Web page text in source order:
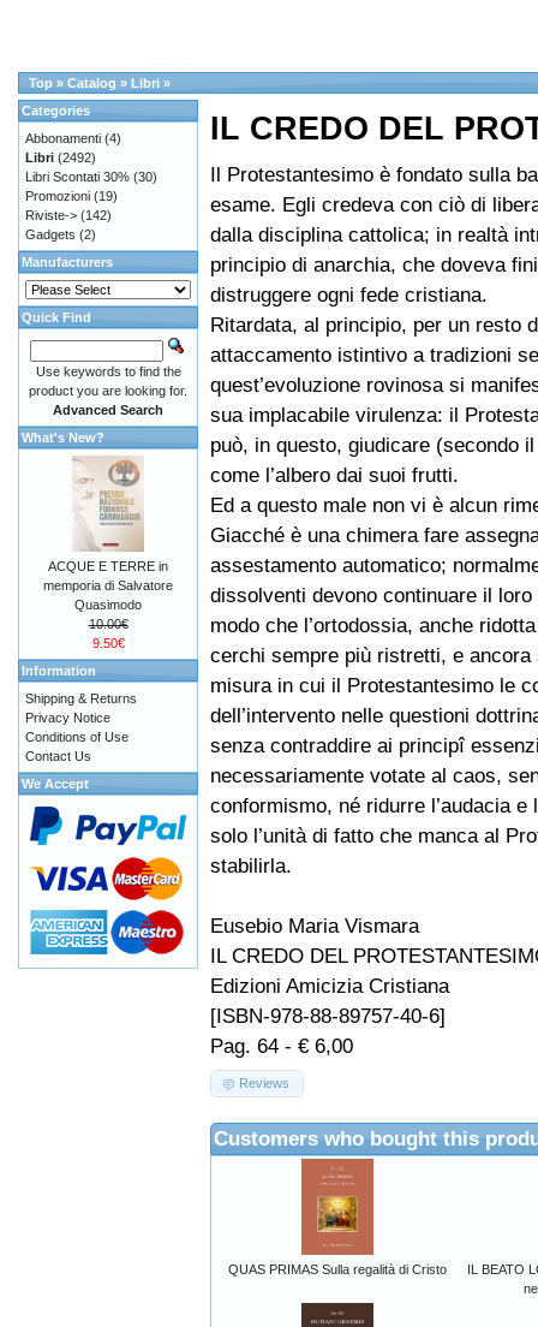
Top » Catalog » Libri »
IL CREDO DEL
Il Protestantesimo è fondato sulla
esame. Egli credeva con ciò di
dalla disciplina cattolica; in realtà
principio di anarchia, che doveva
distruggere ogni fede cristiana.
Ritardata, al principio, per un resto
attaccamento istintivo a tradizioni
quest’evoluzione rovinosa si
sua implacabile virulenza: il
può, in questo, giudicare (secondo
come l’albero dai suoi frutti.
Ed a questo male non vi è alcun
Giacché è una chimera fare
assestamento automatico;
dissolventi devono continuare il
modo che l’ortodossia, anche
cerchi sempre più ristretti, e
misura in cui il Protestantesimo le
dell’intervento nelle questioni
senza contraddire ai principî
necessariamente votate al caos,
conformismo, né ridurre l’audacia
solo l’unità di fatto che manca al
stabilirla.
Eusebio Maria Vismara
IL CREDO DEL
Edizioni Amicizia Cristiana
[ISBN-978-88-89757-40-6]
Pag. 64 - € 6,00
Reviews
Customers who bought this
QUAS PRIMAS Sulla regalità di Cristo
IL BEATO
Categories
Abbonamenti (4)
Libri (2492)
Libri Scontati 30% (30)
Promozioni (19)
Riviste-> (142)
Gadgets (2)
Manufacturers
Quick Find
Use keywords to find the
product you are looking for.
Advanced Search
What's New?
ACQUE E TERRE in
memporia di Salvatore
Quasimodo
10.00€
9.50€
Information
Shipping & Returns
Privacy Notice
Conditions of Use
Contact Us
We Accept